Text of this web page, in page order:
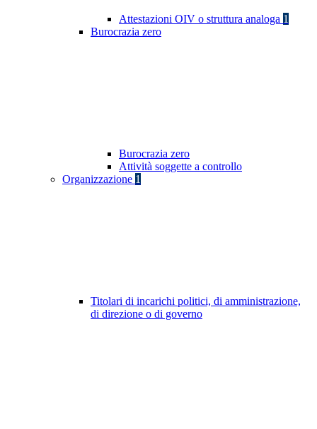
Attestazioni OIV o struttura analoga 1
Burocrazia zero
Burocrazia zero
Attività soggette a controllo
Organizzazione 1
Titolari di incarichi politici, di amministrazione,
di direzione o di governo